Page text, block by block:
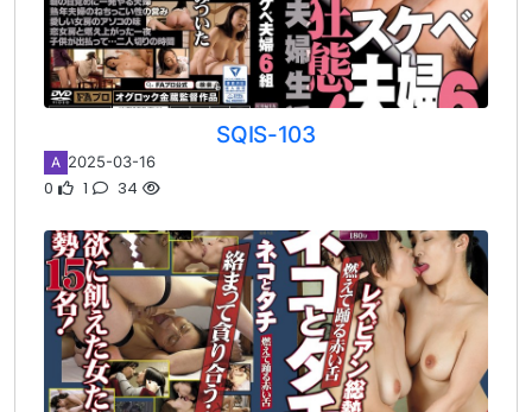
SQIS-103
A 2025-03-16
0 1 34